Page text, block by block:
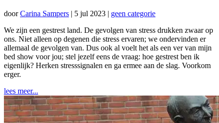
doorCarina Sampers | 5 jul 2023 | geen categorie
We zijn een gestrest land. De gevolgen van stress drukken zwaar op
ons. Niet alleen op degenen die stress ervaren; we ondervinden er
allemaal de gevolgen van. Dus ook al voelt het als een ver van mijn
bed show voor jou; stel jezelf eens de vraag: hoe gestrest ben ik
eigenlijk? Herken stresssignalen en ga ermee aan de slag. Voorkom
erger.
lees meer...